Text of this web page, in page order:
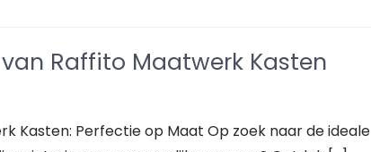
Raffito Maatwerk Kasten
Kasten: Perfectie op Maat Op zoek naar de ideale